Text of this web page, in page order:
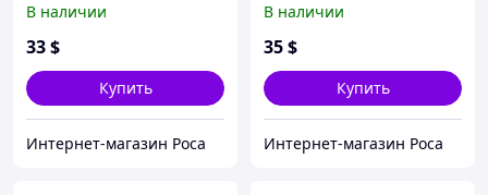
Синий
В наличии
33$
Купить
Интернет-магазин Роса
шнуровке (4) 40
Коричневый
В наличии
35$
Купить
Интернет-магазин Роса